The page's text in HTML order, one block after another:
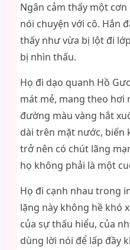
Ngân cảm thấy một
nói chuyện với cô. Hắn
thấy như vừa bị lột đi
bị nhìn thấu.
Họ đi dạo quanh Hồ
mát mẻ, mang theo hơi
đường màu vàng hắt
dài trên mặt nước, biến
trở nên có chút lãng
họ không phải là một
Họ đi cạnh nhau trong
lặng này không hề khó
của sự thấu hiểu, của
dùng lời nói để lấp đầy